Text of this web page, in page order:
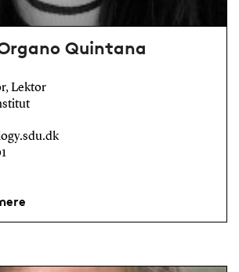
Quintana
Lektor